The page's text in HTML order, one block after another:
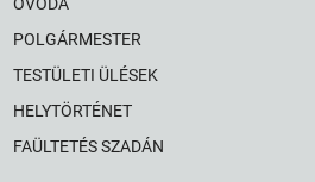
POLGÁRMESTER
TESTÜLETI ÜLÉSEK
HELYTÖRTÉNET
FAÜLTETÉS SZADÁN